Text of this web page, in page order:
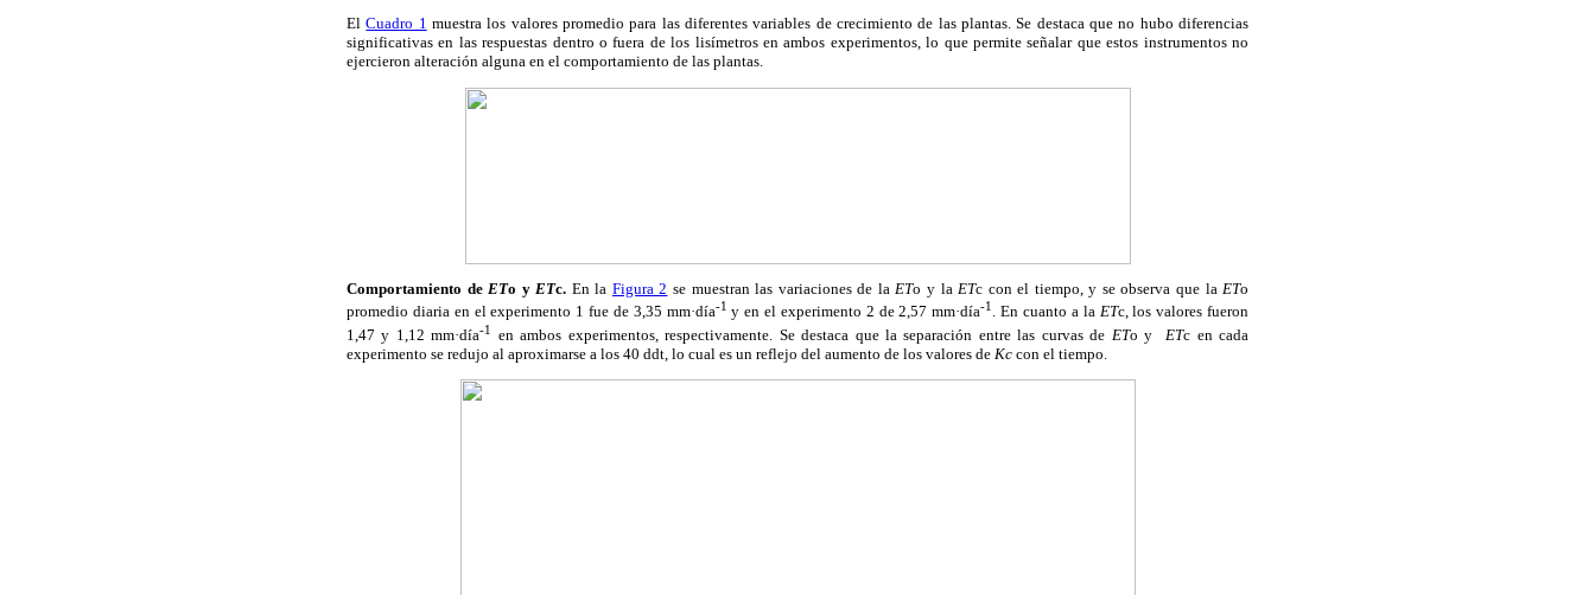
ElCuadro 1 muestra los valores promedio para las diferentes variables de crecimiento de las plantas. Se destaca que no hubo diferencias
significativas en las respuestas dentro o fuera de los lisímetros en ambos experimentos, lo que permite señalar que estos instrumentos no
ejercieron alteración alguna en el comportamiento de las plantas.
Comportamiento de ETo y ETc. En la Figura 2 se muestran las variaciones de la ETo y la ETc con el tiempo, y se observa que la ETo
promedio diaria en el experimento 1 fue de 3,35 mm·día-1 y en el experimento 2 de 2,57 mm·día-1 . En cuanto a la ETc, los valores fueron
1,47 y 1,12 mm·día-1 en ambos experimentos, respectivamente. Se destaca que la separación entre las curvas de ETo y ETc en cada
experimento se redujo al aproximarse a los 40 ddt, lo cual es un reflejo del aumento de los valores de Kc con el tiempo.